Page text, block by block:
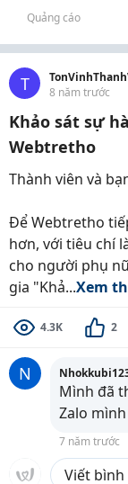
Quảng cáo
T
8 năm trước
Khảo sát sự
Webtretho
Thành viên và
Để Webtretho
hơn, với tiêu chí
cho người phụ
gia "Khả...Xem
4.3K 2
N
Mình đã
Zalo
7 năm trước